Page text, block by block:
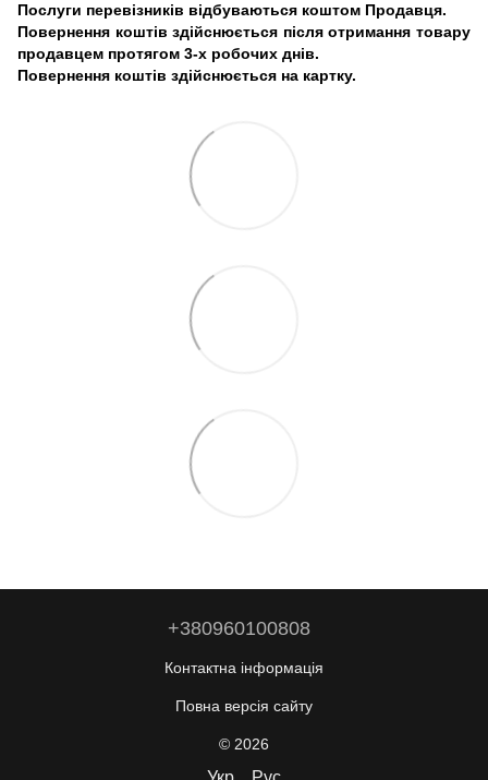
Послуги перевізників відбуваються коштом Продавця.
Повернення коштів здійснюється після отримання товару
продавцем протягом 3-х робочих днів.
Повернення коштів здійснюється на картку.
+380960100808
Контактна інформація
Повна версія сайту
© 2026